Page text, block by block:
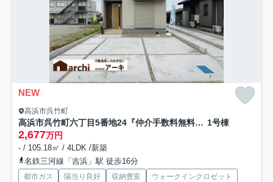
NEW
高浜市呉竹町
高浜市呉竹町六丁目5番地24『仲介手数料無料』新築一戸建て・建売 1号棟
2,677万円
- / 105.18㎡ / 4LDK /新築
名鉄三河線「吉浜」駅 徒歩16分
都市ガス 陽当り良好 収納豊富
ウォークインクロゼット